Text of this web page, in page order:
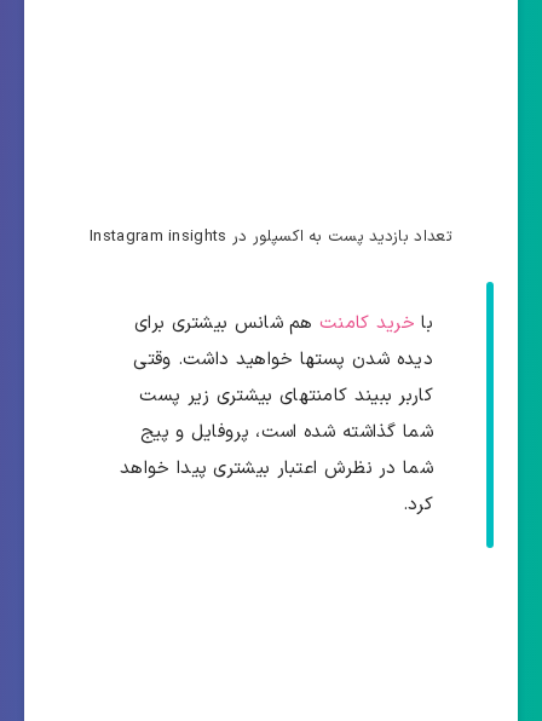
تعداد بازدید پست به اکسپلور در Instagram insights
با خرید کامنتهم شانس بیشتری برای
دیده شدن پستها خواهید داشت. وقتی
کاربر ببیند کامنتهای بیشتری زیر پست
شما گذاشته شده است، پروفایل و پیج
شما در نظرش اعتبار بیشتری پیدا خواهد
کرد.